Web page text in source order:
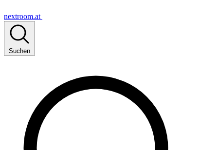
nextroom.at
Suchen